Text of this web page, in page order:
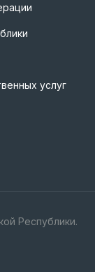
услуг
Республики.